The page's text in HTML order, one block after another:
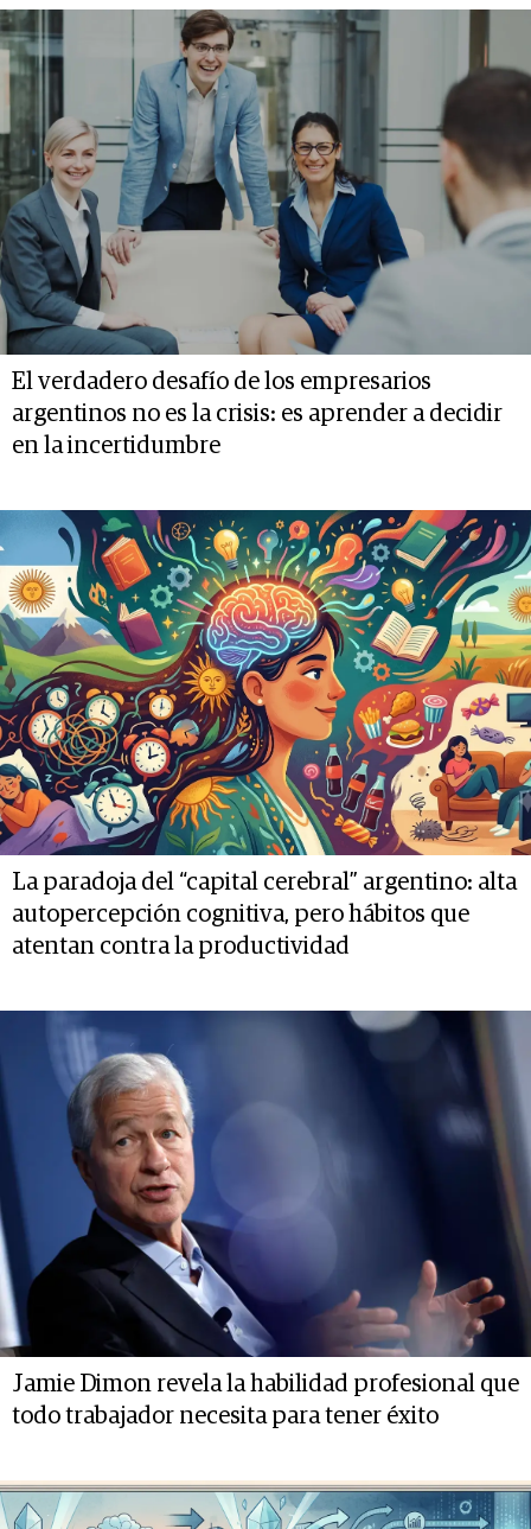
El verdadero desafío de los empresarios
argentinos no es la crisis: es aprender a decidir
en la incertidumbre
La paradoja del “capital cerebral” argentino: alta
autopercepción cognitiva, pero hábitos que
atentan contra la productividad
Jamie Dimon revela la habilidad profesional que
todo trabajador necesita para tener éxito